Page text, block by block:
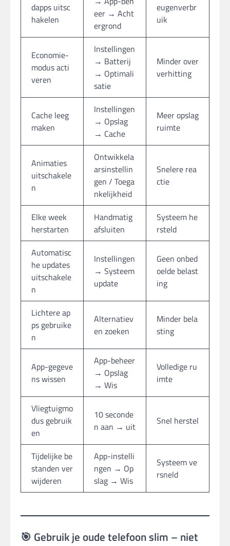
dapps uitsc
hakelen
eer → Acht
ergrond
eugenverbr
uik
Economie-
modus acti
veren
Instellingen
→ Batterij
→ Optimali
satie
Minder over
verhitting
Cache leeg
maken
Instellingen
→ Opslag
→ Cache
Meer opslag
ruimte
Animaties
uitschakele
n
Ontwikkela
arsinstellin
gen / Toega
nkelijkheid
Snelere rea
ctie
Elke week
herstarten
Handmatig
afsluiten
Systeem he
rsteld
Automatisc
he updates
uitschakele
n
Instellingen
→ Systeem
update
Geen onbed
oelde belast
ing
Lichtere ap
ps gebruike
n
Alternatiev
en zoeken
Minder bela
sting
App-gegeve
ns wissen
App-beheer
→ Opslag
→ Wis
Volledige ru
imte
Vliegtuigmo
dus gebruik
en
10 seconde
n aan → uit
Snel herstel
Tijdelijke be
standen ver
wijderen
App-instelli
ngen → Op
slag → Wis
Systeem ve
rsneld
🎯 Gebruik je oude telefoon slim – niet